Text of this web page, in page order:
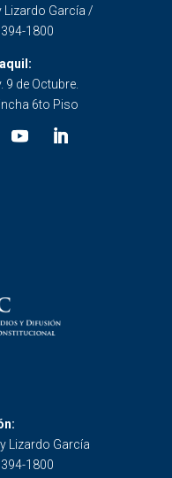
Lizardo García /
1800
9 de Octubre.
6to Piso
Lizardo García
1800